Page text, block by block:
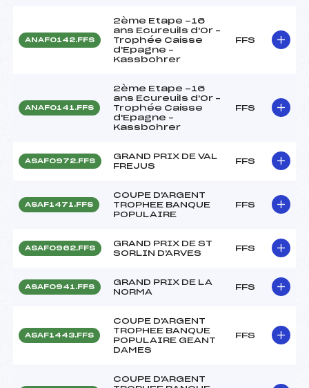
ANAF0142.FFS
2ème Etape -16
ans Ecureuils d'Or –
Trophée Caisse
d'Epagne –
Kassbohrer
FFS
ANAF0141.FFS
2ème Etape -16
ans Ecureuils d'Or –
Trophée Caisse
d'Epagne –
Kassbohrer
FFS
ASAF0972.FFS
GRAND PRIX DE VAL
FREJUS
FFS
ASAF1471.FFS
COUPE D'ARGENT
TROPHEE BANQUE
POPULAIRE
FFS
ASAF0962.FFS
GRAND PRIX DE ST
SORLIN D'ARVES
FFS
ASAF0941.FFS
GRAND PRIX DE LA
NORMA
FFS
ASAF1443.FFS
COUPE D'ARGENT
TROPHEE BANQUE
POPULAIRE GEANT
DAMES
FFS
COUPE D'ARGENT